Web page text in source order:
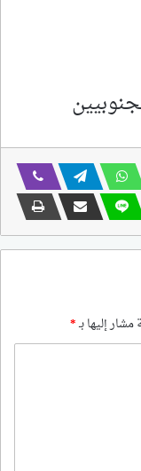
مشار إليها بـ*